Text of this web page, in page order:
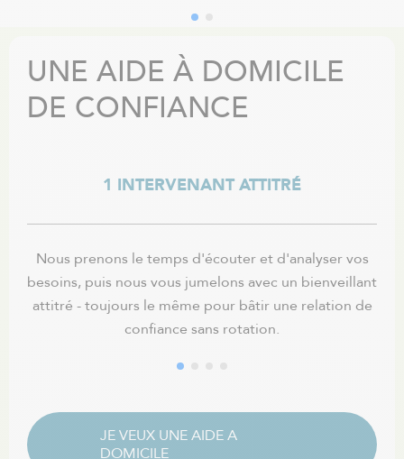
UNE AIDE À DOMICILE
DE CONFIANCE
1 INTERVENANT ATTITRÉ
Nous prenons le temps d'écouter et d'analyser vos
besoins, puis nous vous jumelons avec un bienveillant
attitré - toujours le même pour bâtir une relation de
confiance sans rotation.
JE VEUX UNE AIDE A
DOMICILE